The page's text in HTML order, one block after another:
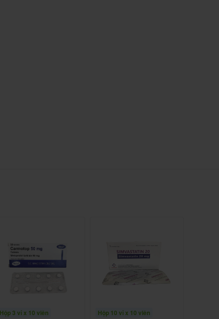
Hộp 3 vỉ x 10 viên Hộp 10 vỉ x 10 viên